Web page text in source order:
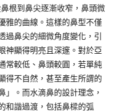
根到鼻尖逐漸收窄，鼻頭微
雅的曲線。這樣的鼻型不僅
過鼻尖的細微角度變化，引
神顯得明亮且深邃。對於亞
常較低、鼻頭較圓，若單純
得不自然，甚至產生所謂的
」。而水滴鼻的設計理念，
和諧過渡，包括鼻樑的弧